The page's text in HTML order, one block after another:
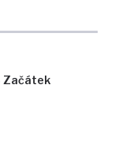
Začátek